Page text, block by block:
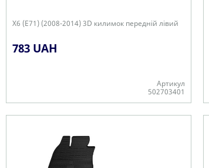
X6 (E71) (2008-2014) 3D килимок передній лівий
783 UAH
Артикул
502703401